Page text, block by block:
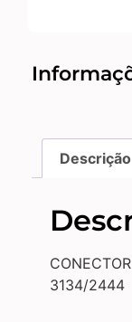
Descrição
3134/2444